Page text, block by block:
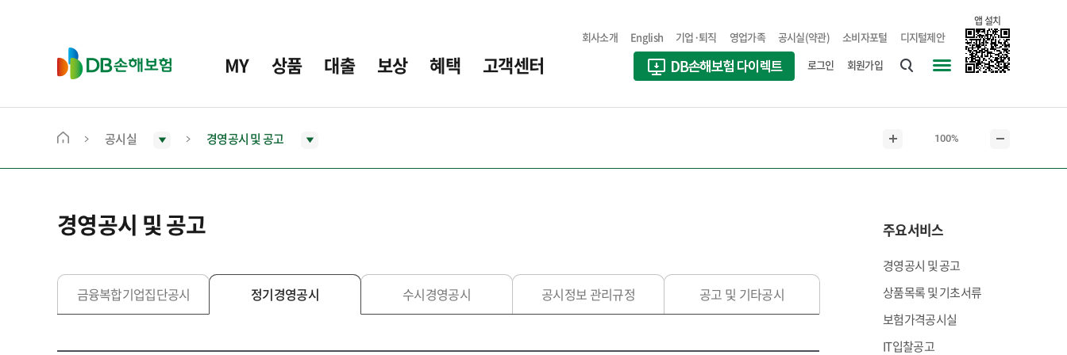
D
B
보
MY 상품 대출 보상 혜택 고객센터
회사소개 English 기업·퇴직 영업가족 공시실(약관) 소비자포털 디지털제안
앱 설치
로그인
회원가입
맵
메
으
로
동
공시실 경영공시 및 공고
본
문
현
기
100%
문
경영공시 및 공고
금융복합기업집단공시 정기경영공시 수시경영공시 공시정보 관리규정 공고 및 기타공시
주요서비스
경영공시 및 공고
상품목록 및 기초서류
보험가격공시실
IT입찰공고